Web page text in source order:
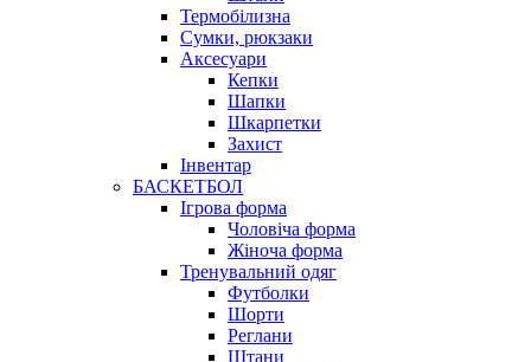
Термобілизна
Сумки, рюкзаки
Аксесуари
Кепки
Шапки
Шкарпетки
Захист
Інвентар
БАСКЕТБОЛ
Ігрова форма
Чоловіча форма
Жіноча форма
Тренувальний одяг
Футболки
Шорти
Реглани
Штани